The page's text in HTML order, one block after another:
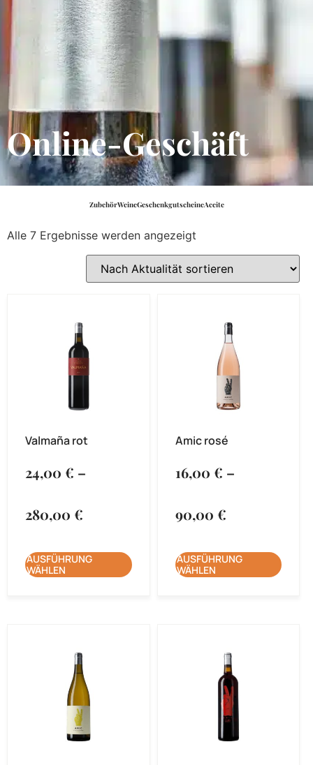
Online-Geschäft
ZubehörWeineGeschenkgutscheineAceite
Alle 7 Ergebnisse werden angezeigt
Valmaña rot
24,00 € –
280,00 €
AUSFÜHRUNG
WÄHLEN
Amic rosé
16,00 € –
90,00 €
AUSFÜHRUNG
WÄHLEN